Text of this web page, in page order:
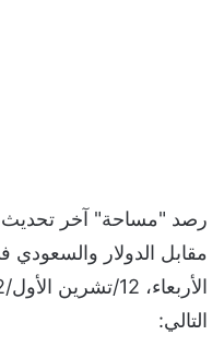
رصد "مساحة" آخر تحديث
مقابل الدولار
التالي: